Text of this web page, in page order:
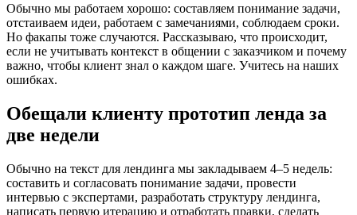
Обычно мы работаем хорошо: составляем понимание задачи,
отстаиваем идеи, работаем с замечаниями, соблюдаем сроки.
Но факапы тоже случаются. Рассказываю, что происходит,
если не учитывать контекст в общении с заказчиком и почему
важно, чтобы клиент знал о каждом шаге. Учитесь на наших
ошибках.
Обещали клиенту прототип ленда за
две недели
Обычно на текст для лендинга мы закладываем 4–5 недель:
составить и согласовать понимание задачи, провести
интервью с экспертами, разработать структуру лендинга,
написать первую итерацию и отработать правки, сделать